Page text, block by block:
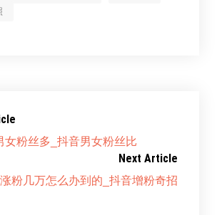
女粉丝多_抖音男女粉丝比
Next Article
粉几万怎么办到的_抖音增粉奇招